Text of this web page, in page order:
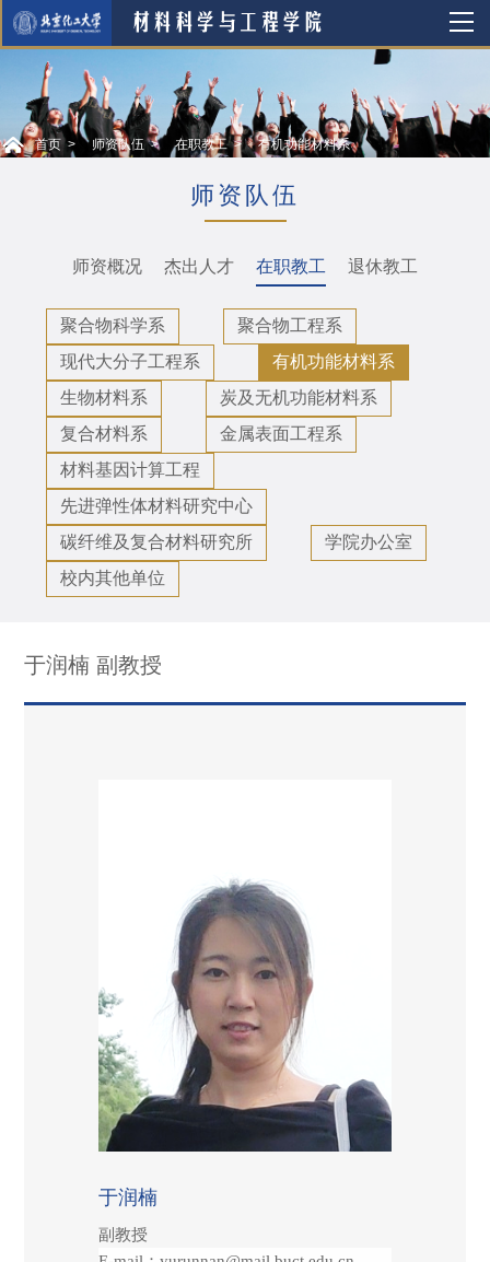
首页 师资队伍 在职教工 有机功能材料系
师资队伍
师资概况 杰出人才 在职教工 退休教工
聚合物科学系
聚合物工程系
现代大分子工程系
有机功能材料系
生物材料系
炭及无机功能材料系
复合材料系
金属表面工程系
材料基因计算工程
先进弹性体材料研究中心
碳纤维及复合材料研究所
学院办公室
校内其他单位
于润楠 副教授
于润楠
副教授